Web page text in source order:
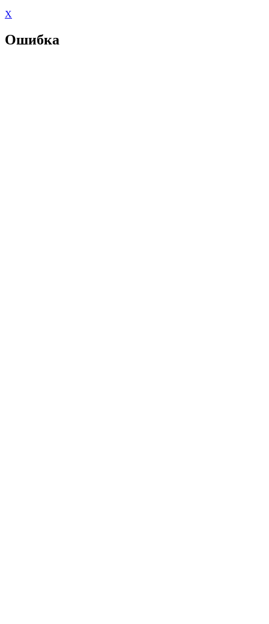
X
Ошибка